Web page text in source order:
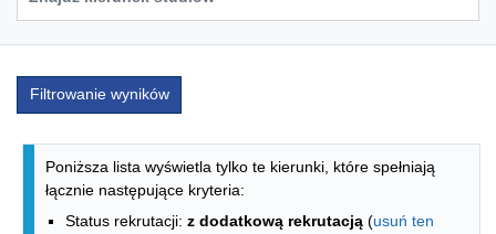
Filtrowanie wyników
Lista kierunków - spis według
Poniższa lista wyświetla tylko te kierunki, które spełniają
łącznie następujące kryteria:
Status rekrutacji: z dodatkową rekrutacją (usuń ten